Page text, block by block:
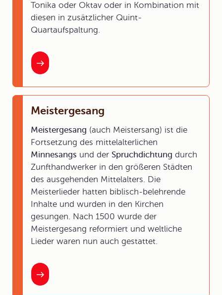
Tonika oder Oktav oder in Kombination mit
diesen in zusätzlicher Quint-
Quartaufspaltung.
Meistergesang
Meistergesang (auch Meistersang) ist die
Fortsetzung des mittelalterlichen
Minnesangs und der Spruchdichtung durch
Zunfthandwerker in den größeren Städten
des ausgehenden Mittelalters. Die
Meisterlieder hatten biblisch-belehrende
Inhalte und wurden in den Kirchen
gesungen. Nach 1500 wurde der
Meistergesang reformiert und weltliche
Lieder waren nun auch gestattet.